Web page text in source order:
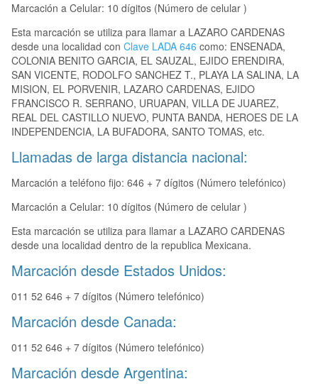
Marcación a Celular: 10 dígitos (Número de celular )
Esta marcación se utiliza para llamar a LAZARO CARDENAS
desde una localidad con Clave LADA 646 como: ENSENADA,
COLONIA BENITO GARCIA, EL SAUZAL, EJIDO ERENDIRA,
SAN VICENTE, RODOLFO SANCHEZ T., PLAYA LA SALINA, LA
MISION, EL PORVENIR, LAZARO CARDENAS, EJIDO
FRANCISCO R. SERRANO, URUAPAN, VILLA DE JUAREZ,
REAL DEL CASTILLO NUEVO, PUNTA BANDA, HEROES DE LA
INDEPENDENCIA, LA BUFADORA, SANTO TOMAS, etc.
Llamadas de larga distancia nacional:
Marcación a teléfono fijo: 646 + 7 dígitos (Número telefónico)
Marcación a Celular: 10 dígitos (Número de celular )
Esta marcación se utiliza para llamar a LAZARO CARDENAS
desde una localidad dentro de la republica Mexicana.
Marcación desde Estados Unidos:
011 52 646 + 7 dígitos (Número telefónico)
Marcación desde Canada:
011 52 646 + 7 dígitos (Número telefónico)
Marcación desde Argentina: